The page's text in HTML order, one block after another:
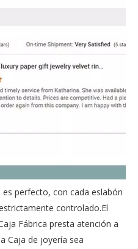
perfecto, con cada eslabón
controlado.El
Fábrica presta atención a
Caja de joyería sea